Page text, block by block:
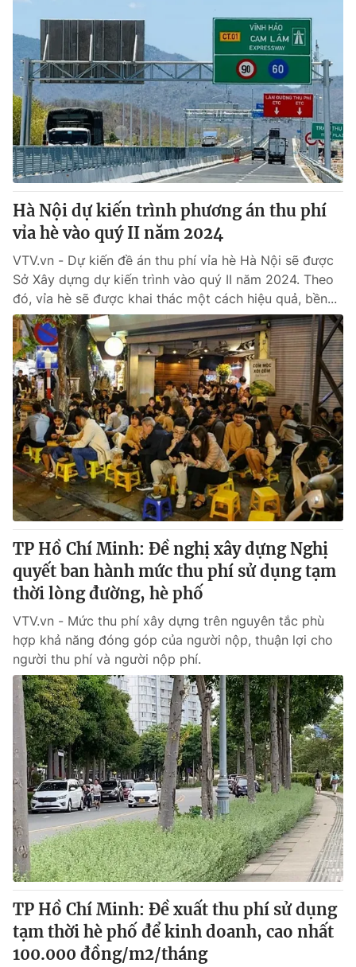
Hà Nội dự kiến trình phương án thu phí
vỉa hè vào quý II năm 2024
VTV.vn - Dự kiến đề án thu phí vỉa hè Hà Nội sẽ được
Sở Xây dựng dự kiến trình vào quý II năm 2024. Theo
đó, vỉa hè sẽ được khai thác một cách hiệu quả, bền...
TP Hồ Chí Minh: Đề nghị xây dựng Nghị
quyết ban hành mức thu phí sử dụng tạm
thời lòng đường, hè phố
VTV.vn - Mức thu phí xây dựng trên nguyên tắc phù
hợp khả năng đóng góp của người nộp, thuận lợi cho
người thu phí và người nộp phí.
TP Hồ Chí Minh: Đề xuất thu phí sử dụng
tạm thời hè phố để kinh doanh, cao nhất
100.000 đồng/m2/tháng